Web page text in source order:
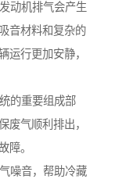
动机排气会产生
音材料和复杂的
运行更加安静，
的重要组成部
废气顺利排出，
障。
噪音，帮助冷藏